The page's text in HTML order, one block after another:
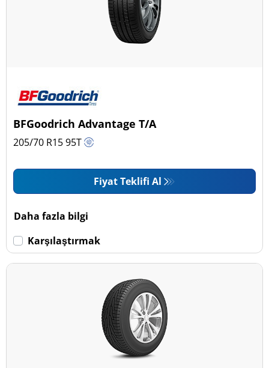
BFGoodrich Advantage T/A
205/70 R1595T
Fiyat Teklifi Al
Daha fazla bilgi
Karşılaştırmak